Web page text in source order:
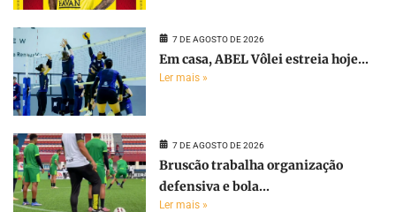
7 DE AGOSTO DE 2026
Em casa, ABEL Vôlei estreia hoje...
Ler mais »
7 DE AGOSTO DE 2026
Bruscão trabalha organização
defensiva e bola...
Ler mais »